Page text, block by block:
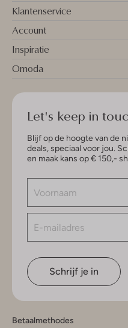
Klantenservice
Account
Inspiratie
Omoda
Let's keep in
Blijf op de hoogte van de
deals, speciaal voor jou.
en maak kans op € 150,-
Schrijf je in
Betaalmethodes